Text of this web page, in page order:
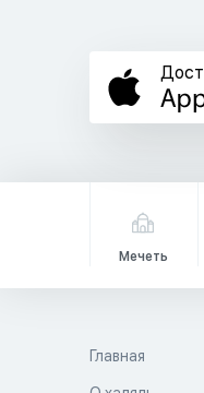
Мечеть
Главная